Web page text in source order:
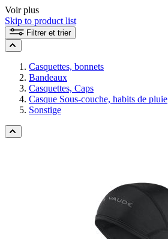
nature sans compromis !
Voir plus
Skip to product list
Filtrer et trier
Casquettes, bonnets
Bandeaux
Casquettes, Caps
Casque Sous-couche, habits de pluie
Sonstige